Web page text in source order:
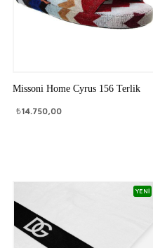
Missoni Home Cyrus 156 Terlik
₺14.750,00
YENİ